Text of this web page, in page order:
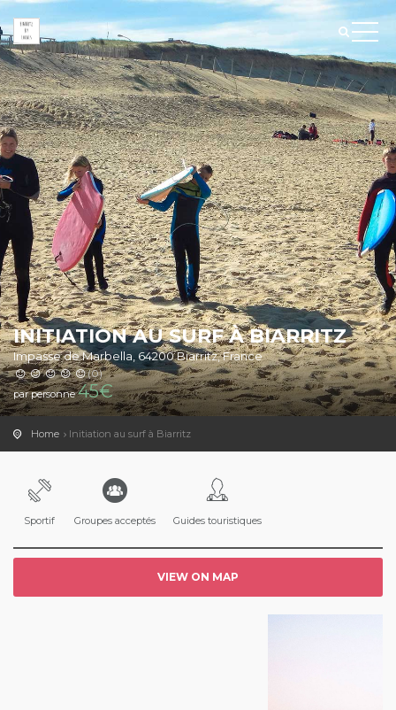
INITIATION AU SURF À BIARRITZ
Impasse de Marbella, 64200 Biarritz, France
(0)
par personne45€
Home Initiation au surf à Biarritz
Sportif Groupes acceptés Guides touristiques
VIEW ON MAP